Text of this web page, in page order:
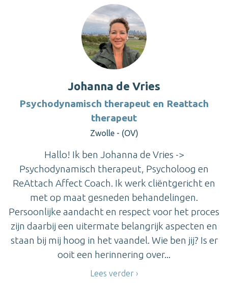
Johanna de Vries
Psychodynamisch therapeut en Reattach
therapeut
Zwolle - (OV)
Hallo! Ik ben Johanna de Vries ->
Psychodynamisch therapeut, Psycholoog en
ReAttach Affect Coach. Ik werk cliëntgericht en
met op maat gesneden behandelingen.
Persoonlijke aandacht en respect voor het proces
zijn daarbij een uitermate belangrijk aspecten en
staan bij mij hoog in het vaandel. Wie ben jij? Is er
ooit een herinnering over...
Lees verder